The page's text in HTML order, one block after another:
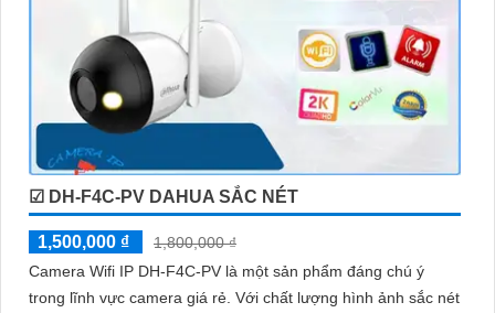
☑ DH-F4C-PV DAHUA SẮC NÉT
1,500,000 ₫
1,800,000 ₫
Camera Wifi IP DH-F4C-PV là một sản phẩm đáng chú ý
trong lĩnh vực camera giá rẻ. Với chất lượng hình ảnh sắc nét